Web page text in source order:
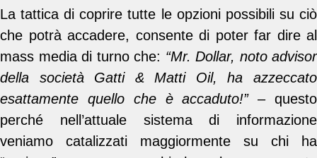
La tattica di coprire tutte le opzioni possibili su ciò
che potrà accadere, consente di poter far dire al
mass media di turno che: “Mr. Dollar, noto advisor
della società Gatti & Matti Oil, ha azzeccato
esattamente quello che è accaduto!”– questo
perché nell’attuale sistema di informazione
veniamo catalizzati maggiormente su chi ha